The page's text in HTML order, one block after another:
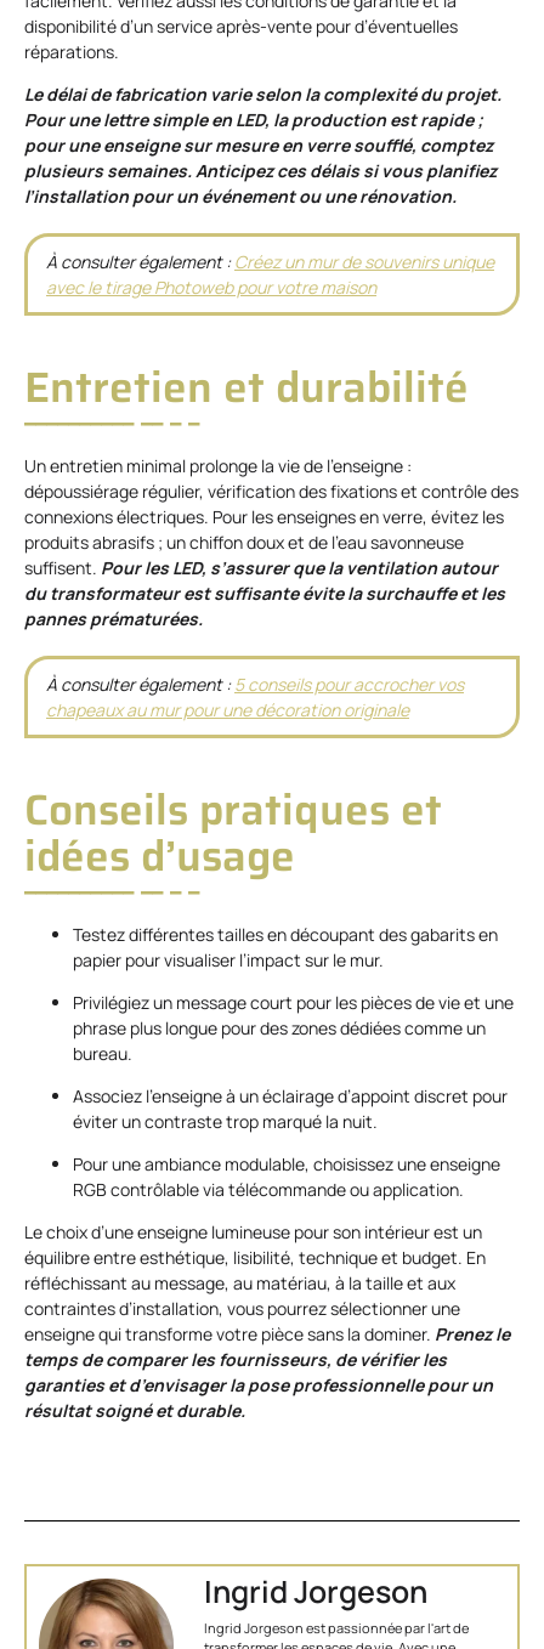
disponibilité d’un service après-vente pour d’éventuelles
réparations.
Le délai de fabrication varie selon la complexité du projet.
Pour une lettre simple en LED, la production est rapide ;
pour une enseigne sur mesure en verre soufflé, comptez
plusieurs semaines. Anticipez ces délais si vous planifiez
l’installation pour un événement ou une rénovation.
À consulter également :Créez un mur de souvenirs unique
avec le tirage Photoweb pour votre maison
Entretien et durabilité
Un entretien minimal prolonge la vie de l’enseigne :
dépoussiérage régulier, vérification des fixations et contrôle des
connexions électriques. Pour les enseignes en verre, évitez les
produits abrasifs ; un chiffon doux et de l’eau savonneuse
suffisent. Pour les LED, s’assurer que la ventilation autour
du transformateur est suffisante évite la surchauffe et les
pannes prématurées.
À consulter également :5 conseils pour accrocher vos
chapeaux au mur pour une décoration originale
Conseils pratiques et
idées d’usage
Testez différentes tailles en découpant des gabarits en
papier pour visualiser l’impact sur le mur.
Privilégiez un message court pour les pièces de vie et une
phrase plus longue pour des zones dédiées comme un
bureau.
Associez l’enseigne à un éclairage d’appoint discret pour
éviter un contraste trop marqué la nuit.
Pour une ambiance modulable, choisissez une enseigne
RGB contrôlable via télécommande ou application.
Le choix d’une enseigne lumineuse pour son intérieur est un
équilibre entre esthétique, lisibilité, technique et budget. En
réfléchissant au message, au matériau, à la taille et aux
contraintes d’installation, vous pourrez sélectionner une
enseigne qui transforme votre pièce sans la dominer. Prenez le
temps de comparer les fournisseurs, de vérifier les
garanties et d’envisager la pose professionnelle pour un
résultat soigné et durable.
Ingrid Jorgeson
Ingrid Jorgeson est passionnée par l'art de